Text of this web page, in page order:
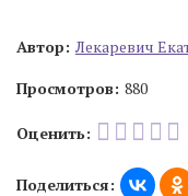
Автор: Лекаревич
Просмотров: 880
Оценить:
Поделиться: